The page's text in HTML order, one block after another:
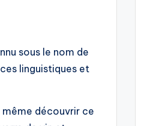
sous le nom de
linguistiques et
même découvrir ce